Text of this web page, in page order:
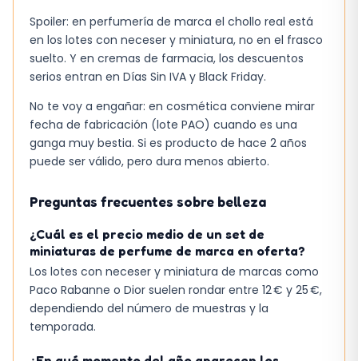
Solo hay que ser constante para notar
diferencias en la textura y la luminosidad de la
piel.
Spoiler: en perfumería de marca el chollo real está
en los lotes con neceser y miniatura, no en el frasco
suelto. Y en cremas de farmacia, los descuentos
serios entran en Días Sin IVA y Black Friday.
No te voy a engañar: en cosmética conviene mirar
fecha de fabricación (lote PAO) cuando es una
ganga muy bestia. Si es producto de hace 2 años
puede ser válido, pero dura menos abierto.
Preguntas frecuentes sobre belleza
¿Cuál es el precio medio de un set de
miniaturas de perfume de marca en oferta?
Los lotes con neceser y miniatura de marcas como
Paco Rabanne o Dior suelen rondar entre 12 € y 25 €,
dependiendo del número de muestras y la
temporada.